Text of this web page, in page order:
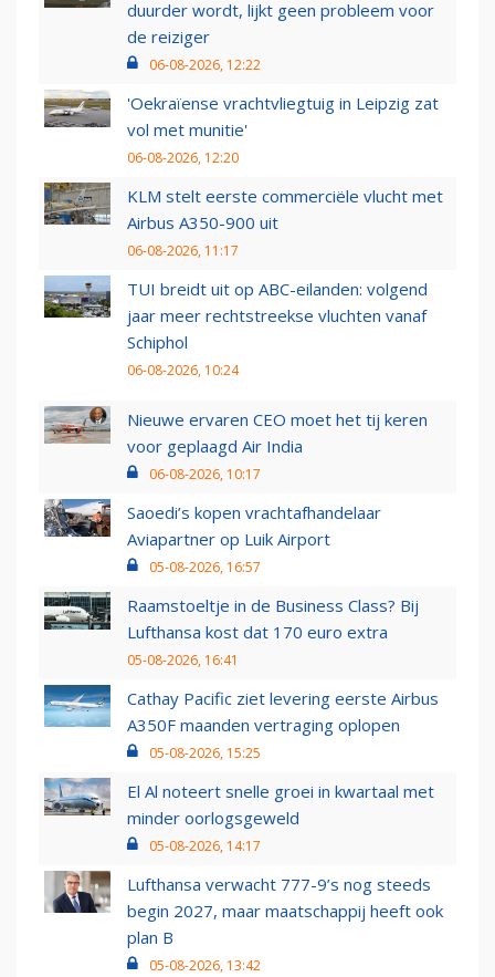
duurder wordt, lijkt geen probleem voor
de reiziger
06-08-2026, 12:22
'Oekraïense vrachtvliegtuig in Leipzig zat
vol met munitie'
06-08-2026, 12:20
KLM stelt eerste commerciële vlucht met
Airbus A350-900 uit
06-08-2026, 11:17
TUI breidt uit op ABC-eilanden: volgend
jaar meer rechtstreekse vluchten vanaf
Schiphol
06-08-2026, 10:24
Nieuwe ervaren CEO moet het tij keren
voor geplaagd Air India
06-08-2026, 10:17
Saoedi’s kopen vrachtafhandelaar
Aviapartner op Luik Airport
05-08-2026, 16:57
Raamstoeltje in de Business Class? Bij
Lufthansa kost dat 170 euro extra
05-08-2026, 16:41
Cathay Pacific ziet levering eerste Airbus
A350F maanden vertraging oplopen
05-08-2026, 15:25
El Al noteert snelle groei in kwartaal met
minder oorlogsgeweld
05-08-2026, 14:17
Lufthansa verwacht 777-9’s nog steeds
begin 2027, maar maatschappij heeft ook
plan B
05-08-2026, 13:42